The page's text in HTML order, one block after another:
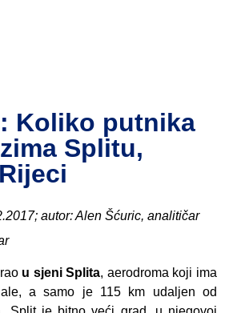
Koliko putnika
Splitu,
autor: Alen Šćuric, analitičar
u sjeni Splita, aerodroma koji ima
a samo je 115 km udaljen od